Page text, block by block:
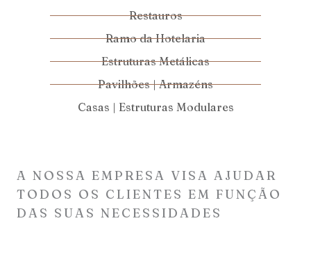
Restauros
Ramo da Hotelaria
Estruturas Metálicas
Pavilhões | Armazéns
Casas | Estruturas Modulares
A NOSSA EMPRESA VISA AJUDAR
TODOS OS CLIENTES EM FUNÇÃO
DAS SUAS NECESSIDADES